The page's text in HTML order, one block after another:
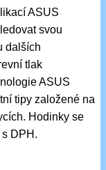
ASUS
svou
dalších
tlak
ASUS
tipy založené na
Hodinky se
DPH.